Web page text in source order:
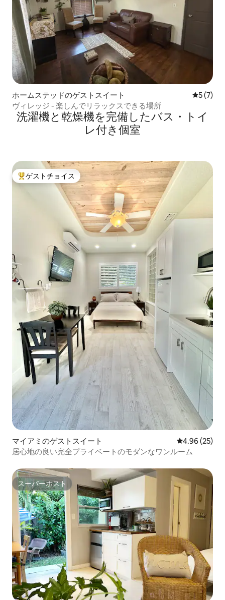
ホームステッドのゲストスイート レビュー
5 (7)
ヴィレッジ - 楽しんでリラックスできる場所
洗濯機と乾燥機を完備したバス・トイ
レ付き個室
大好評のゲストチョイスです。
ゲストチョイス
マイアミのゲストスイート レビュー25
4.96 (25)
居心地の良い完全プライベートのモダンなワンルーム
スーパーホスト
スーパーホスト